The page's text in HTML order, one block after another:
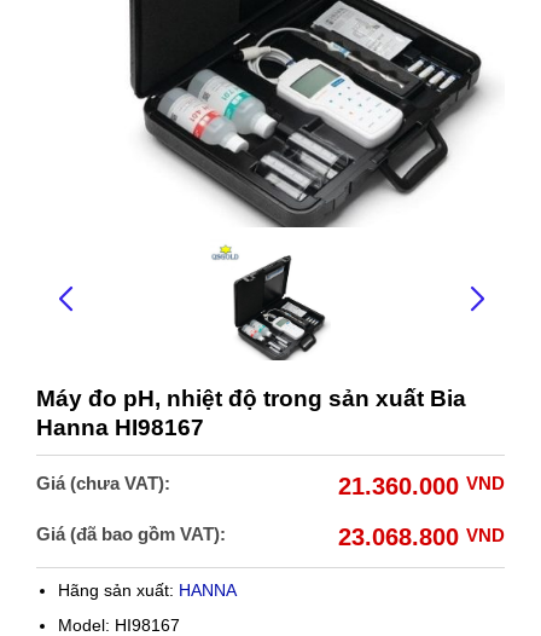
Máy đo pH, nhiệt độ trong sản xuất Bia
Hanna HI98167
Giá (chưa VAT): 21.360.000 VND
Giá (đã bao gồm VAT): 23.068.800 VND
Hãng sản xuất: HANNA
Model: HI98167